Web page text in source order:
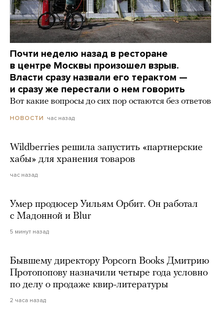
Почти неделю назад в ресторане
в центре Москвы произошел взрыв.
Власти сразу назвали его терактом —
и сразу же перестали о нем говорить
Вот какие вопросы до сих пор остаются без ответов
НОВОСТИ час назад
Wildberries решила запустить «партнерские
хабы» для хранения товаров
час назад
Умер продюсер Уильям Орбит. Он работал
с Мадонной и Blur
5 минут назад
Бывшему директору Popcorn Books Дмитрию
Протопопову назначили четыре года условно
по делу о продаже квир-литературы
2 часа назад